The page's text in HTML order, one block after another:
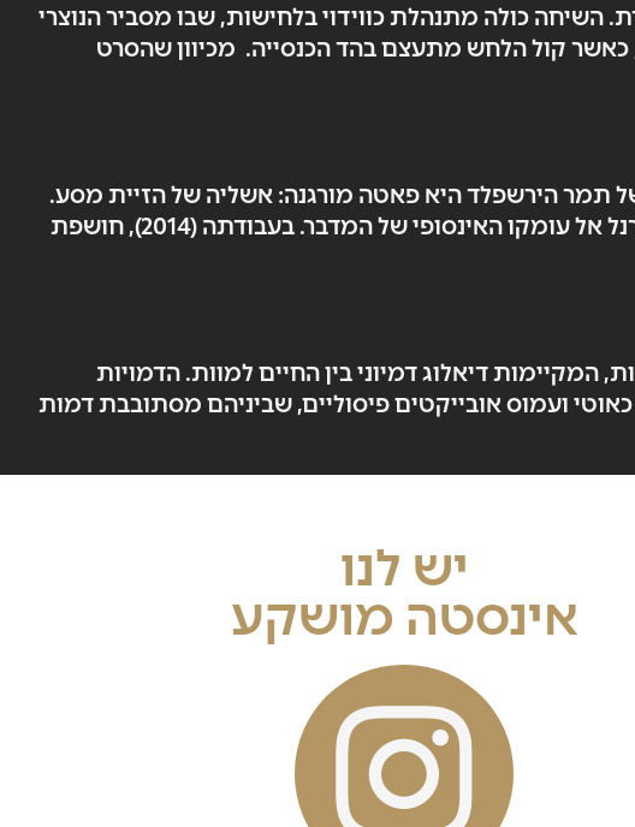
כולה מתנהלת כווידוי בלחישות, שבו מסביר הנוצרי
כאשר קול הלחש מתעצם בהד הכנסייה. מכיוון שהסרט
תמר הירשפלד היא פאטה מורגנה: אשליה של הזיית מסע.
פעם אחר פעם, המרקע נשרף כאשר השריפה מקדמת את הצופה בהדרגה, מהדו־ממד של נייר הז'ורנל אל עומקו האינסופי של המדבר. בעבודתה (2014), חושפת
דיאלוג דמיוני בין החיים למוות. הדמויות
ועמוס אובייקטים פיסוליים, שביניהם מסתובבת דמות
יש לנו
אינסטה מושקע